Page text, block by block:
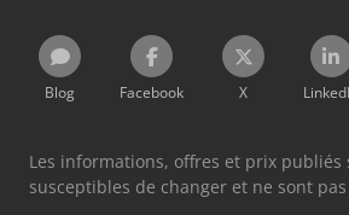
Blog Facebook X
Les informations, offres et prix publiés
susceptibles de changer et ne sont